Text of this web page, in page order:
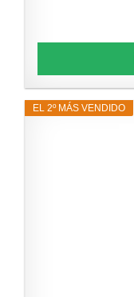
EL 2º MÁS VENDIDO